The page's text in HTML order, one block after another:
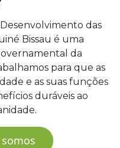
das
Bissau é uma
da
para que as
e as suas funções
duráveis ao